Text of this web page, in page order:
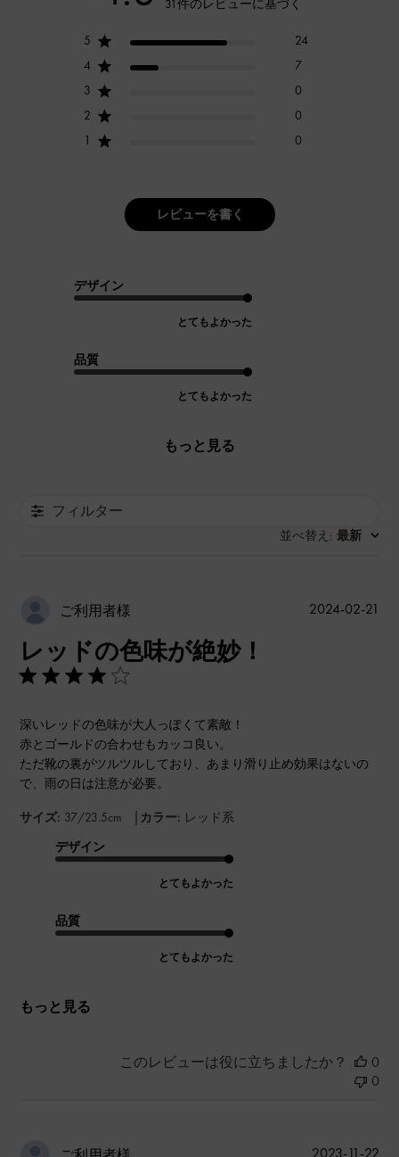
31件のレビューに基づく
5
24
4
7
3
0
2
0
1
0
レビューを書く
デザイン
とてもよかった
品質
とてもよかった
もっと見る
フィルター
並べ替え : 最新
ご利用者様
レッドの色味が絶妙！
深いレッドの色味が大人っぽくて素敵！
赤とゴールドの合わせもカッコ良い。
ただ靴の裏がツルツルしており、あまり滑り止め効果はないの
で、雨の日は注意が必要。
サイズ: 37/23.5cm | カラー: レッド系
デザイン
とてもよかった
品質
とてもよかった
もっと見る
2024-02-21
このレビューは役に立ちましたか？
0
0
公